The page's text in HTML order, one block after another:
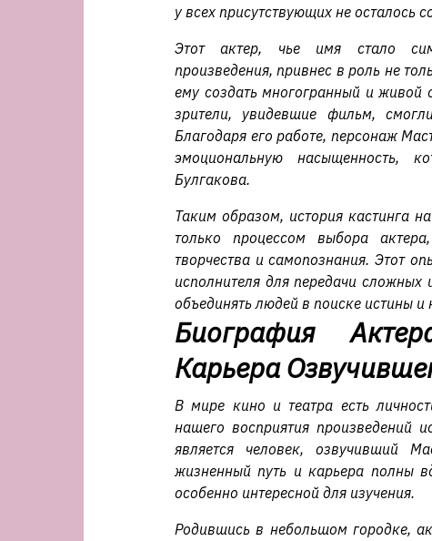
у всех присутствующих не осталось
Этот актер, чье имя стало
произведения, привнес в роль не
ему создать многогранный и живой
зрители, увидевшие фильм,
Благодаря его работе, персонаж
эмоциональную насыщенность,
Булгакова.
Таким образом, история кастинга
только процессом выбора
творчества и самопознания. Этот
исполнителя для передачи
объединять людей в поиске истины и
Биография
Карьера
В мире кино и театра есть
нашего восприятия произведений
является человек, озвучивший
жизненный путь и карьера полны
особенно интересной для изучения.
Родившись в небольшом городке,